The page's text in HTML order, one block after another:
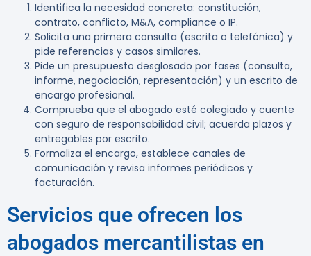
Identifica la necesidad concreta: constitución,
contrato, conflicto, M&A, compliance o IP.
Solicita una primera consulta (escrita o telefónica) y
pide referencias y casos similares.
Pide un presupuesto desglosado por fases (consulta,
informe, negociación, representación) y un escrito de
encargo profesional.
Comprueba que el abogado esté colegiado y cuente
con seguro de responsabilidad civil; acuerda plazos y
entregables por escrito.
Formaliza el encargo, establece canales de
comunicación y revisa informes periódicos y
facturación.
Servicios que ofrecen los
abogados mercantilistas en